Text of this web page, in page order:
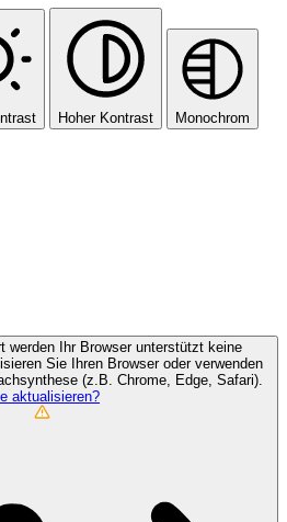
Hoher Kontrast Monochrom
werden Ihr Browser unterstützt keine
Sie Ihren Browser oder verwenden
(z.B. Chrome, Edge, Safari).
aktualisieren?